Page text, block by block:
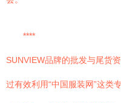
****
SUNVIEW品牌的批发与尾货
过有效利用“中国服装网”这类